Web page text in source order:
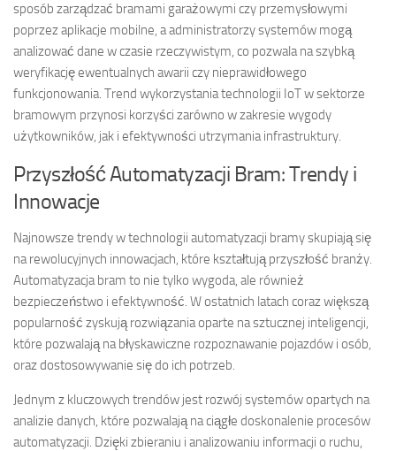
sposób zarządzać bramami garażowymi czy przemysłowymi
poprzez aplikacje mobilne, a administratorzy systemów mogą
analizować dane w czasie rzeczywistym, co pozwala na szybką
weryfikację ewentualnych awarii czy nieprawidłowego
funkcjonowania. Trend wykorzystania technologii IoT w sektorze
bramowym przynosi korzyści zarówno w zakresie wygody
użytkowników, jak i efektywności utrzymania infrastruktury.
Przyszłość Automatyzacji Bram: Trendy i
Innowacje
Najnowsze trendy w technologii automatyzacji bramy skupiają się
na rewolucyjnych innowacjach, które kształtują przyszłość branży.
Automatyzacja bram to nie tylko wygoda, ale również
bezpieczeństwo i efektywność. W ostatnich latach coraz większą
popularność zyskują rozwiązania oparte na sztucznej inteligencji,
które pozwalają na błyskawiczne rozpoznawanie pojazdów i osób,
oraz dostosowywanie się do ich potrzeb.
Jednym z kluczowych trendów jest rozwój systemów opartych na
analizie danych, które pozwalają na ciągłe doskonalenie procesów
automatyzacji. Dzięki zbieraniu i analizowaniu informacji o ruchu,